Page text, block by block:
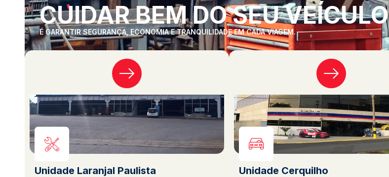
CUIDAR BEM DO SEU VEÍCULO
É GARANTIR SEGURANÇA, ECONOMIA E TRANQUILIDADE EM CADA VIAGEM.
Unidade Laranjal Paulista Unidade Cerquilho